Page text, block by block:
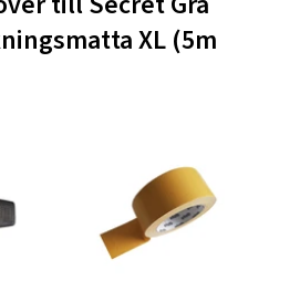
XL (5m